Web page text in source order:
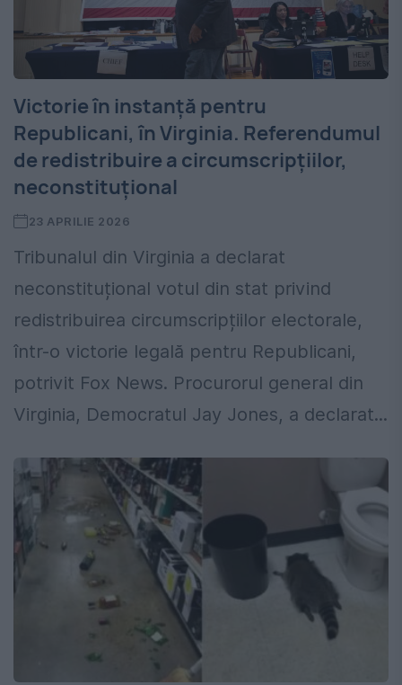
Victorie în instanță pentru
Republicani, în Virginia. Referendumul
de redistribuire a circumscripțiilor,
neconstituțional
23 APRILIE 2026
Tribunalul din Virginia a declarat
neconstituțional votul din stat privind
redistribuirea circumscripțiilor electorale,
într-o victorie legală pentru Republicani,
potrivit Fox News. Procurorul general din
Virginia, Democratul Jay Jones, a declarat...